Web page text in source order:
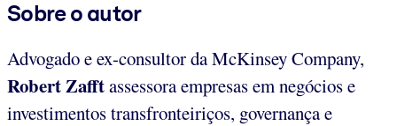
Sobre o autor
Advogado e ex-consultor da McKinsey Company,
Robert Zafftassessora empresas em negócios e
investimentos transfronteiriços, governança e